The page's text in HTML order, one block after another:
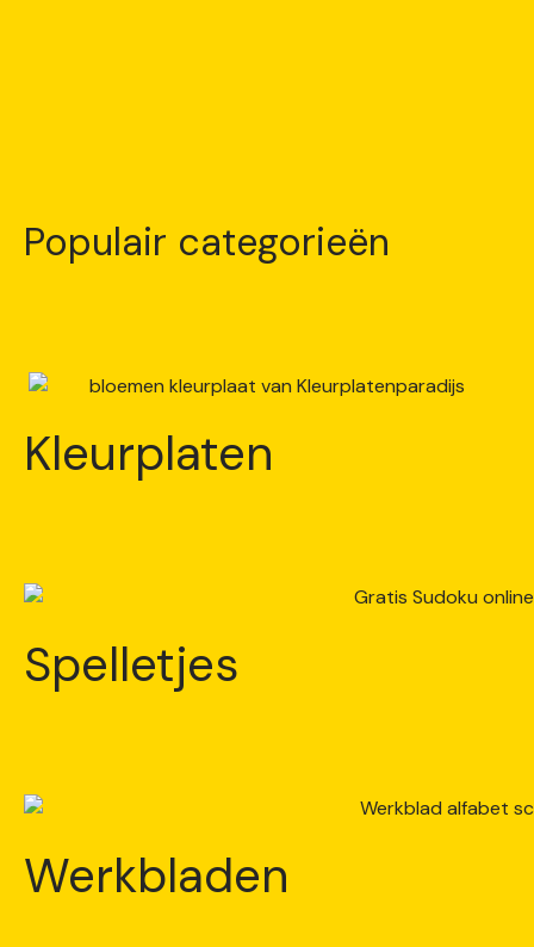
Populair categorieën
Kleurplaten
Spelletjes
Werkbladen